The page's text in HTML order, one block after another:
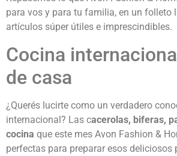
para vos y para tu familia, en un folleto
artículos súper útiles e imprescindibles.
Cocina
de casa
¿Querés lucirte como un verdadero
internacional? Las cacerolas, biferas,
cocina que este mes Avon Fashion &
perfectas para preparar esos deliciosos